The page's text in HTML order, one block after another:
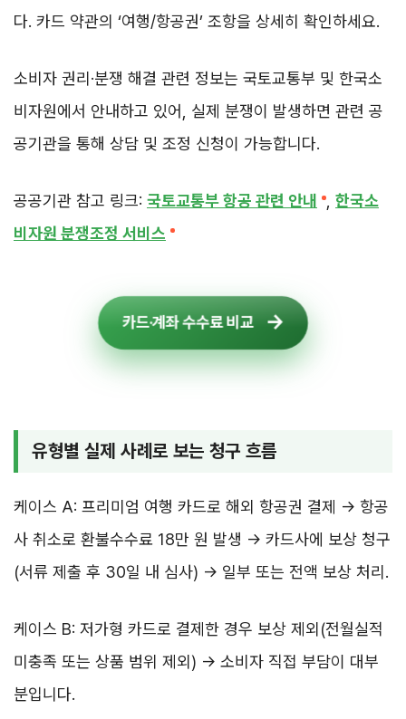
다. 카드 약관의 ‘여행/항공권’ 조항을 상세히 확인하세요.
소비자 권리·분쟁 해결 관련 정보는 국토교통부 및 한국소
비자원에서 안내하고 있어, 실제 분쟁이 발생하면 관련 공
공기관을 통해 상담 및 조정 신청이 가능합니다.
공공기관 참고 링크: 국토교통부 항공 관련 안내
한국소
비자원 분쟁조정 서비스
카드·계좌 수수료 비교
유형별 실제 사례로 보는 청구 흐름
케이스 A: 프리미엄 여행 카드로 해외 항공권 결제 → 항공
사 취소로 환불수수료 18만 원 발생 → 카드사에 보상 청구
(서류 제출 후 30일 내 심사) → 일부 또는 전액 보상 처리.
케이스 B: 저가형 카드로 결제한 경우 보상 제외(전월실적
미충족 또는 상품 범위 제외) → 소비자 직접 부담이 대부
분입니다.